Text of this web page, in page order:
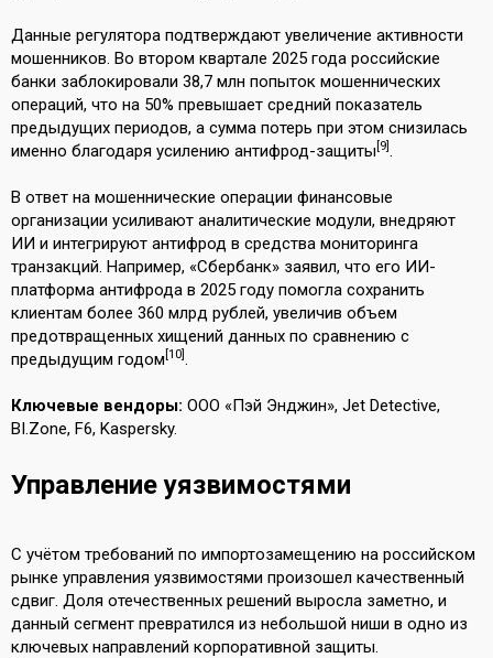
Данные регулятора подтверждают увеличение активности
мошенников. Во втором квартале 2025 года российские
банки заблокировали 38,7 млн попыток мошеннических
операций, что на 50% превышает средний показатель
предыдущих периодов, а сумма потерь при этом снизилась
именно благодаря усилению антифрод-защиты [9] .
В ответ на мошеннические операции финансовые
организации усиливают аналитические модули, внедряют
ИИ и интегрируют антифрод в средства мониторинга
транзакций. Например, «Сбербанк» заявил, что его ИИ-
платформа антифрода в 2025 году помогла сохранить
клиентам более 360 млрд рублей, увеличив объем
предотвращенных хищений данных по сравнению с
предыдущим годом [10] .
Ключевые вендоры: ООО «Пэй Энджин», Jet Detective,
BI.Zone, F6, Kaspersky.
Управление уязвимостями
С учётом требований по импортозамещению на российском
рынке управления уязвимостями произошел качественный
сдвиг. Доля отечественных решений выросла заметно, и
данный сегмент превратился из небольшой ниши в одно из
ключевых направлений корпоративной защиты.